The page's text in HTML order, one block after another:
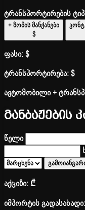
ტრანსპორტირების
+ ზომის მანქანები
$
ფასი:$
ტრანსპორტირება:$
ავტომობილი +
წელი
აქციზი:₾
იმპორტის გადასახადი: